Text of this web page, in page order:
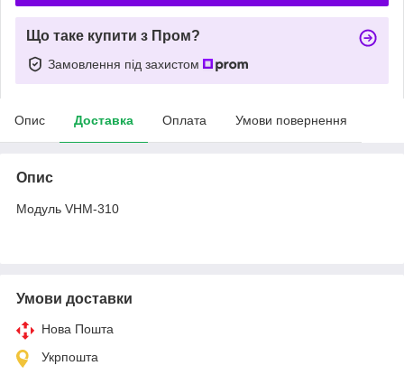
Що таке купити з Пром?
Замовлення під захистом
Опис Доставка Оплата Умови повернення
Опис
Модуль VHM-310
Умови доставки
Нова Пошта
Укрпошта